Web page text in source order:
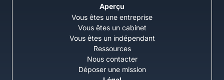
Aperçu
Vous êtes une entreprise
Vous êtes un cabinet
Vous êtes un indépendant
Ressources
Nous contacter
Déposer une mission